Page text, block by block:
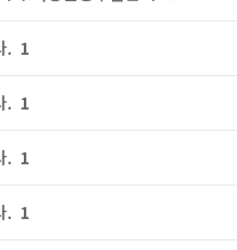
. 1
. 1
. 1
. 1